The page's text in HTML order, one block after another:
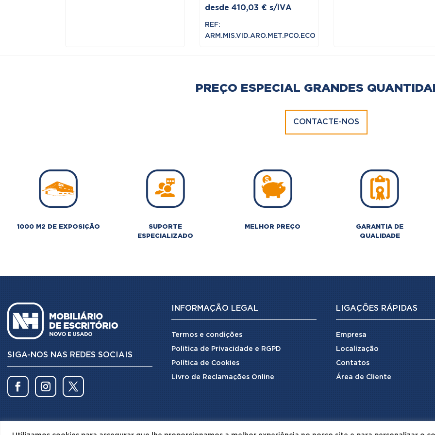
desde 410,03 € s/IVA
REF:
ARM.MIS.VID.ARO.MET.PCO.ECO
PREÇO ESPECIAL GRANDES
CONTACTE-NOS
1000 M2 DE EXPOSIÇÃO
SUPORTE
ESPECIALIZADO
MELHOR PREÇO
GARANTIA DE
QUALIDADE
SIGA-NOS NAS REDES SOCIAIS
INFORMAÇÃO LEGAL
Termos e condições
Politica de Privacidade e RGPD
Política de Cookies
Livro de Reclamações Online
LIGAÇÕES RÁPIDAS
Empresa
Localização
Contatos
Área de Cliente